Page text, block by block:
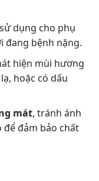
dụng cho phụ
đang bệnh nặng.
hiện mùi hương
hoặc có dấu
mát, tránh ánh
đảm bảo chất